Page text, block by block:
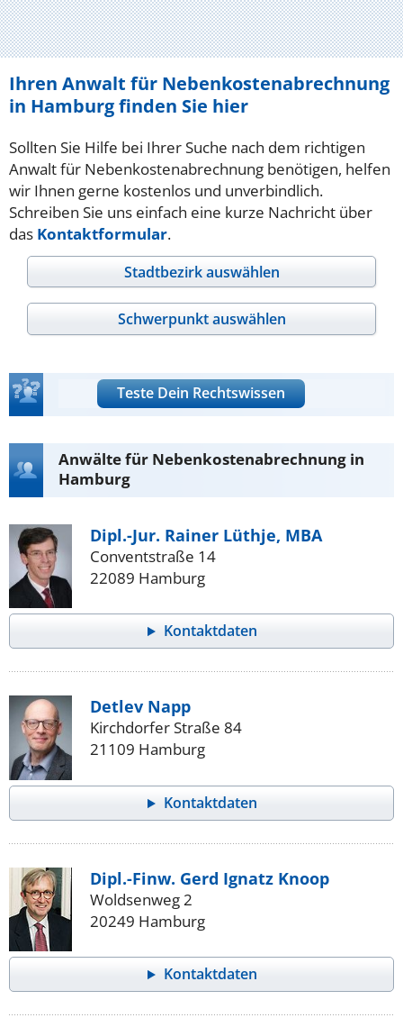
Ihren Anwalt für Nebenkostenabrechnung
in Hamburg finden Sie hier
Sollten Sie Hilfe bei Ihrer Suche nach dem richtigen
Anwalt für Nebenkostenabrechnung benötigen, helfen
wir Ihnen gerne kostenlos und unverbindlich.
Schreiben Sie uns einfach eine kurze Nachricht über
das Kontaktformular.
Stadtbezirk auswählen
Schwerpunkt auswählen
Teste Dein Rechtswissen
Anwälte für Nebenkostenabrechnung in
Hamburg
Dipl.-Jur. Rainer Lüthje, MBA
Conventstraße 14
22089 Hamburg
Kontaktdaten
Detlev Napp
Kirchdorfer Straße 84
21109 Hamburg
Kontaktdaten
Dipl.-Finw. Gerd Ignatz Knoop
Woldsenweg 2
20249 Hamburg
Kontaktdaten